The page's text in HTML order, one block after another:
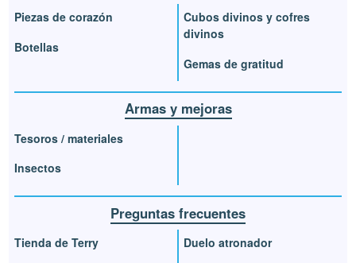
Piezas de corazón
Botellas
Cubos divinos y cofres
divinos
Gemas de gratitud
Armas y mejoras
Tesoros / materiales
Insectos
Preguntas frecuentes
Tienda de Terry
Duelo atronador